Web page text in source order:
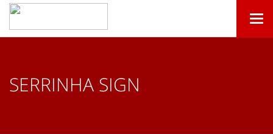
SERRINHA SIGN